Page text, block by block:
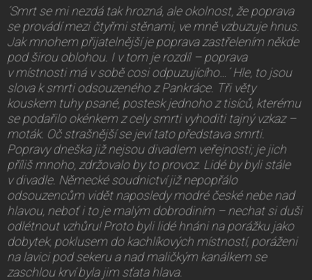
´Smrt se mi nezdá tak hrozná, ale okolnost, že poprava
se provádí mezi čtyřmi stěnami, ve mně vzbuzuje hnus.
Jak mnohem přijatelnější je poprava zastřelením někde
pod širou oblohou. I v tom je rozdíl – poprava
v místnosti má v sobě cosi odpuzujícího…´ Hle, to jsou
slova k smrti odsouzeného z Pankráce. Tři věty
kouskem tuhy psané, postesk jednoho z tisíců, kterému
se podařilo okénkem z cely smrti vyhoditi tajný vzkaz –
moták. Oč strašnější se jeví tato představa smrti.
Popravy dneška již nejsou divadlem veřejnosti; je jich
příliš mnoho, zdržovalo by to provoz. Lidé by byli stále
v divadle. Německé soudnictví již nepopřálo
odsouzencům vidět naposledy modré české nebe nad
hlavou, neboť i to je malým dobrodiním – nechat si duši
odlétnout vzhůru! Proto byli lidé hnáni na porážku jako
dobytek, poklusem do kachlíkových místností, poráženi
na lavici pod sekeru a nad maličkým kanálkem se
zaschlou krví byla jim sťata hlava.